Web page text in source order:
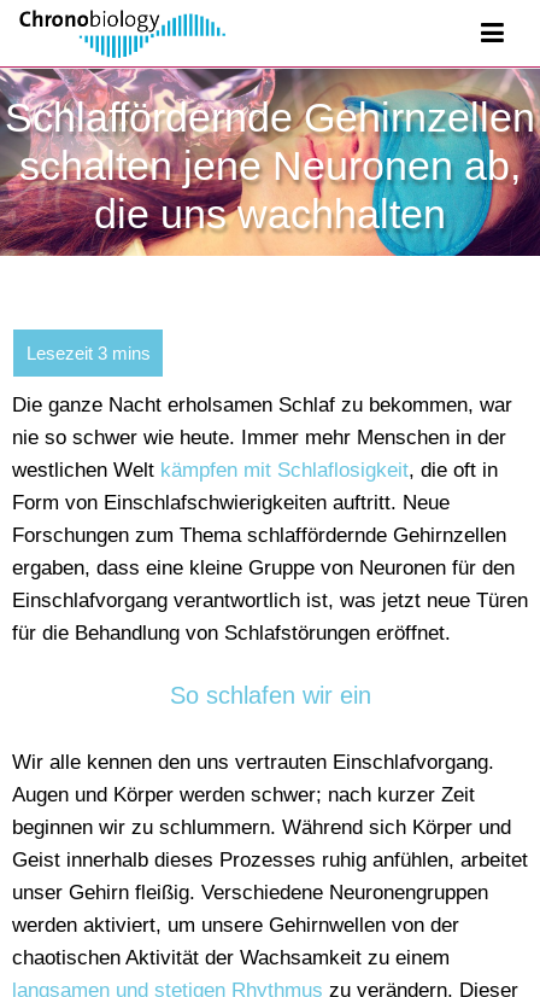
Schlaffördernde Gehirnzellen
schalten jene Neuronen ab,
die uns wachhalten
Die ganze Nacht erholsamen Schlaf zu bekommen, war
nie so schwer wie heute. Immer mehr Menschen in der
westlichen Welt kämpfen mit Schlaflosigkeit, die oft in
Form von Einschlafschwierigkeiten auftritt. Neue
Forschungen zum Thema schlaffördernde Gehirnzellen
ergaben, dass eine kleine Gruppe von Neuronen für den
Einschlafvorgang verantwortlich ist, was jetzt neue Türen
für die Behandlung von Schlafstörungen eröffnet.
So schlafen wir ein
Wir alle kennen den uns vertrauten Einschlafvorgang.
Augen und Körper werden schwer; nach kurzer Zeit
beginnen wir zu schlummern. Während sich Körper und
Geist innerhalb dieses Prozesses ruhig anfühlen, arbeitet
unser Gehirn fleißig. Verschiedene Neuronengruppen
werden aktiviert, um unsere Gehirnwellen von der
chaotischen Aktivität der Wachsamkeit zu einem
langsamen und stetigen Rhythmus zu verändern. Dieser